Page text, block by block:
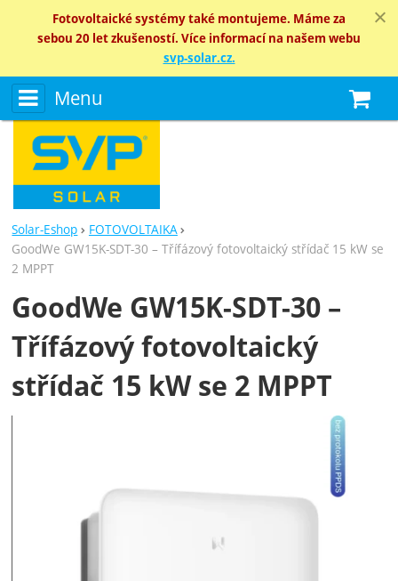
Fotovoltaické systémy také montujeme. Máme za
sebou 20 let zkušeností. Více informací na našem webu
svp-solar.cz.
Menu
Solar-Eshop
FOTOVOLTAIKA
GoodWe GW15K-SDT-30 – Třífázový fotovoltaický střídač 15 kW se
2 MPPT
GoodWe GW15K-SDT-30 –
Třífázový fotovoltaický
střídač 15 kW se 2 MPPT